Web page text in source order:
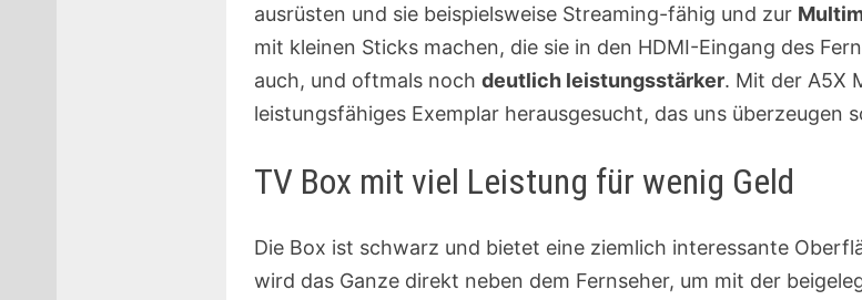
ausrüsten und sie beispielsweise Streaming-fähig und zur
mit kleinen Sticks machen, die sie in den HDMI-Eingang des
auch, und oftmals noch deutlich leistungsstärker. Mit der A5X
leistungsfähiges Exemplar herausgesucht, das uns überzeugen
TV Box mit viel Leistung für wenig Geld
Die Box ist schwarz und bietet eine ziemlich interessante
wird das Ganze direkt neben dem Fernseher, um mit der